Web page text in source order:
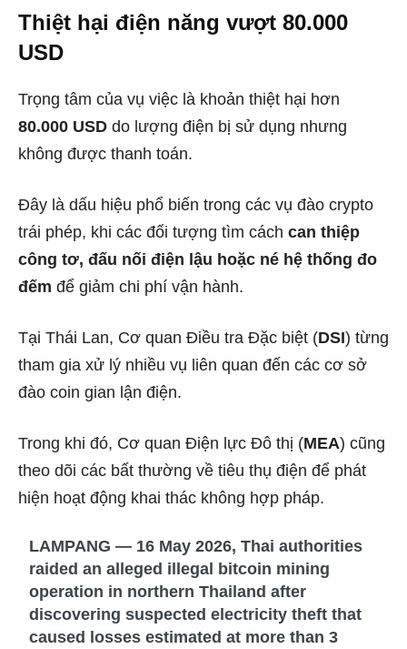
Thiệt hại điện năng vượt 80.000
USD
Trọng tâm của vụ việc là khoản thiệt hại hơn
80.000 USD do lượng điện bị sử dụng nhưng
không được thanh toán.
Đây là dấu hiệu phổ biến trong các vụ đào crypto
trái phép, khi các đối tượng tìm cách can thiệp
công tơ, đấu nối điện lậu hoặc né hệ thống đo
đếm để giảm chi phí vận hành.
Tại Thái Lan, Cơ quan Điều tra Đặc biệt (DSI) từng
tham gia xử lý nhiều vụ liên quan đến các cơ sở
đào coin gian lận điện.
Trong khi đó, Cơ quan Điện lực Đô thị (MEA) cũng
theo dõi các bất thường về tiêu thụ điện để phát
hiện hoạt động khai thác không hợp pháp.
LAMPANG — 16 May 2026, Thai authorities
raided an alleged illegal bitcoin mining
operation in northern Thailand after
discovering suspected electricity theft that
caused losses estimated at more than 3